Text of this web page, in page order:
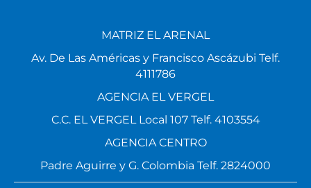
MATRIZ EL ARENAL
Av. De Las Américas y Francisco Ascázubi Telf.
4111786
AGENCIA EL VERGEL
C.C. EL VERGEL Local 107 Telf. 4103554
AGENCIA CENTRO
Padre Aguirre y G. Colombia Telf. 2824000